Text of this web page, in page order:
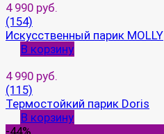
4 990 руб.
(154)
Искусственный парик MOLLY
В корзину
4 990 руб.
(115)
Термостойкий парик Doris
В корзину